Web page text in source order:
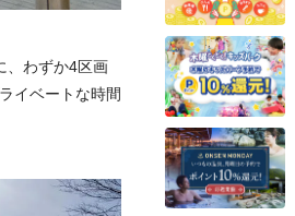
、わずか4区画
イベートな時間